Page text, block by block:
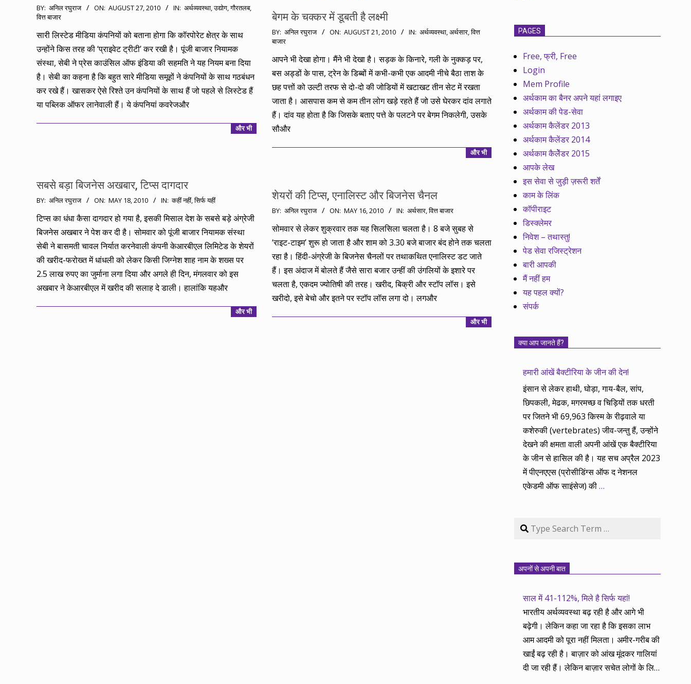
2010-
08-
27
BY: अनिल रघुराज ON: AUGUST 27, 2010 IN: अर्थव्यवस्था,उद्योग,गौरतलब,
वित्त बाजार
सारी लिस्टेड मीडिया कंपनियों को बताना होगा कि कॉरपोरेट क्षेत्र के साथ
उन्होंने किस तरह की ‘प्राइवेट ट्रीटी’ कर रखी है। पूंजी बाजार नियामक
संस्था, सेबी ने प्रेस काउंसिल ऑफ इंडिया की सहमति ने यह नियम बना दिया
है। सेबी का कहना है कि बहुत सारे मीडिया समूहों ने कंपनियों के साथ गठबंधन
कर रखे हैं। खासकर ऐसे रिश्ते उन कंपनियों के साथ हैं जो पहले से लिस्टेड हैं
या पब्लिक ऑफर लानेवाली हैं। ये कंपनियां कवरेजऔर
और भी
बेगम के चक्कर में डूबती है लक्ष्मी
2010-
08-
21
BY: अनिल रघुराज ON: AUGUST 21, 2010 IN: अर्थव्यवस्था,अर्थसार,वित्त
बाजार
आपने भी देखा होगा। मैंने भी देखा है। सड़क के किनारे, गली के नुक्कड़ पर,
बस अड्डों के पास, ट्रेन के डिब्बों में कभी-कभी एक आदमी नीचे बैठा ताश के
छह पत्तों को उल्टी तरफ से दो-दो की जोडियों में खटाखट तीन सेट में रखता
जाता है। आसपास कम से कम तीन लोग खड़े रहते हैं जो उसे घेरकर दांव लगाते
हैं। दांव यह होता है कि जिसके बताए पत्ते के पलटने पर बेगम निकलेगी, उसके
सौऔर
और भी
सबसे बड़ा बिजनेस अखबार, टिप्स दागदार
2010-
05-
18
BY: अनिल रघुराज ON: MAY 18, 2010 IN: कहीं नहीं, सिर्फ यहीं
टिप्स का धंधा कैसा दागदार हो गया है, इसकी मिसाल देश के सबसे बड़े अंग्रेजी
बिजनेस अखबार ने पेश कर दी है। सोमवार को पूंजी बाजार नियामक संस्था
सेबी ने बासमती चावल निर्यात करनेवाली कंपनी केआरबीएल लिमिटेड के शेयरों
की खरीद-फरोख्त में धांधली को लेकर किसी जिग्नेश शाह नाम के शख्स पर
2.5 लाख रुपए का जुर्माना लगा दिया और अगले ही दिन, मंगलवार को इस
अखबार ने केआरबीएल में खरीद की सलाह दे डाली। हालांकि यहऔर
और भी
शेयरों की टिप्स, एनालिस्ट और बिजनेस चैनल
2010-
05-
16
BY: अनिल रघुराज ON: MAY 16, 2010 IN: अर्थसार,वित्त बाजार
सोमवार से लेकर शुक्रवार तक यह सिलसिला चलता है। 8 बजे सुबह से
‘राइट-टाइम’ शुरू हो जाता है और शाम को 3.30 बजे बाजार बंद होने तक चलता
रहा है। हिंदी-अंग्रेजी के बिजनेस चैनलों पर तथाकथित एनालिस्ट डट जाते
हैं। इस अंदाज में बोलते हैं जैसे सारा बजार उन्हीं की उंगलियों के इशारे पर
चलता है, एकदम ज्योतिषी की तरह। खरीद, बिक्री और स्टॉप लॉस। इसे
खरीदो, इसे बेचो और इतने पर स्टॉप लॉस लगा दो। लगऔर
और भी
PAGES
Free, फ्री, Free
Login
Mem Profile
अर्थकाम का बैनर अपने यहां लगाइए
अर्थकाम की पेड-सेवा
अर्थकाम कैलेंडर 2013
अर्थकाम कैलेंडर 2014
अर्थकाम कैलेेंडर 2015
आपके लेख
इस सेवा से जुड़ी ज़रूरी शर्तें
काम के लिंक
कॉपीराइट
डिस्क्लेमर
निवेश – तथास्तु!
पेड सेवा रजिस्ट्रेशन
बारी आपकी
मैं नहीं हम
यह पहल क्यों?
संपर्क
क्या आप जानते हैं?
हमारी आंखें बैक्टीरिया के जीन की देन!
इंसान से लेकर हाथी, घोड़ा, गाय-बैल, सांप,
छिपकली, मेढक, मगरमच्छ व चिड़ियों तक धरती
पर जितने भी 69,963 किस्म के रीढ़वाले या
कशेरुकी (vertebrates) जीव-जन्तु हैं, उन्होंने
देखने की क्षमता वाली अपनी आंखें एक बैक्टीरिया
के जीन से हासिल की है। यह सच अप्रैल 2023
में पीएनएएस (प्रोसीडिंग्स ऑफ द नेशनल
एकेडमी ऑफ साइंसेज) की…
Search
अपनों से अपनी बात
साल में 41-112%, मिले है सिर्फ यहां!
भारतीय अर्थव्यवस्था बढ़ रही है और आगे भी
बढ़ेगी। लेकिन कहा जा रहा है कि इसका लाभ
आम आदमी को पूरा नहीं मिलता। अमीर-गरीब की
खाईं बढ़ रही है। बाज़ार को आंख मूंदकर गालियां
दी जा रही हैं। लेकिन बाज़ार सचेत लोगों के लिए